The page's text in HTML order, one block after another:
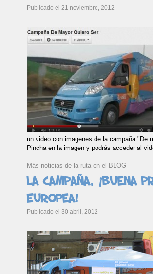
Publicado el 21 noviembre, 2012
un video con imagenes de la campaña "De
Pincha en la imagen y podrás acceder al
Más noticias de la ruta en el BLOG
La campaña, ¡buena
europea!
Publicado el 30 abril, 2012